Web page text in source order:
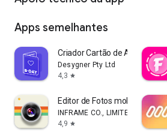
Apps semelhantes
Criador Cartão de Aniversário
Desygner Pty Ltd
4,3 star
Editor de Fotos moldura filtro
INFRAME CO., LIMITED
4,9 star